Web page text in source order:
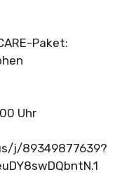
Paket:
Uhr
j/89349877639?